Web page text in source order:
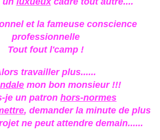
et la fameuse conscience
professionnelle
Tout fout l'camp !
travailler plus......
mon bon monsieur !!!
je un patron hors-normes
, demander la minute de plus
ne peut attendre demain......